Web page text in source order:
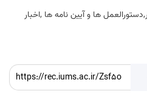
ها و آیین نامه ها ,اخبار